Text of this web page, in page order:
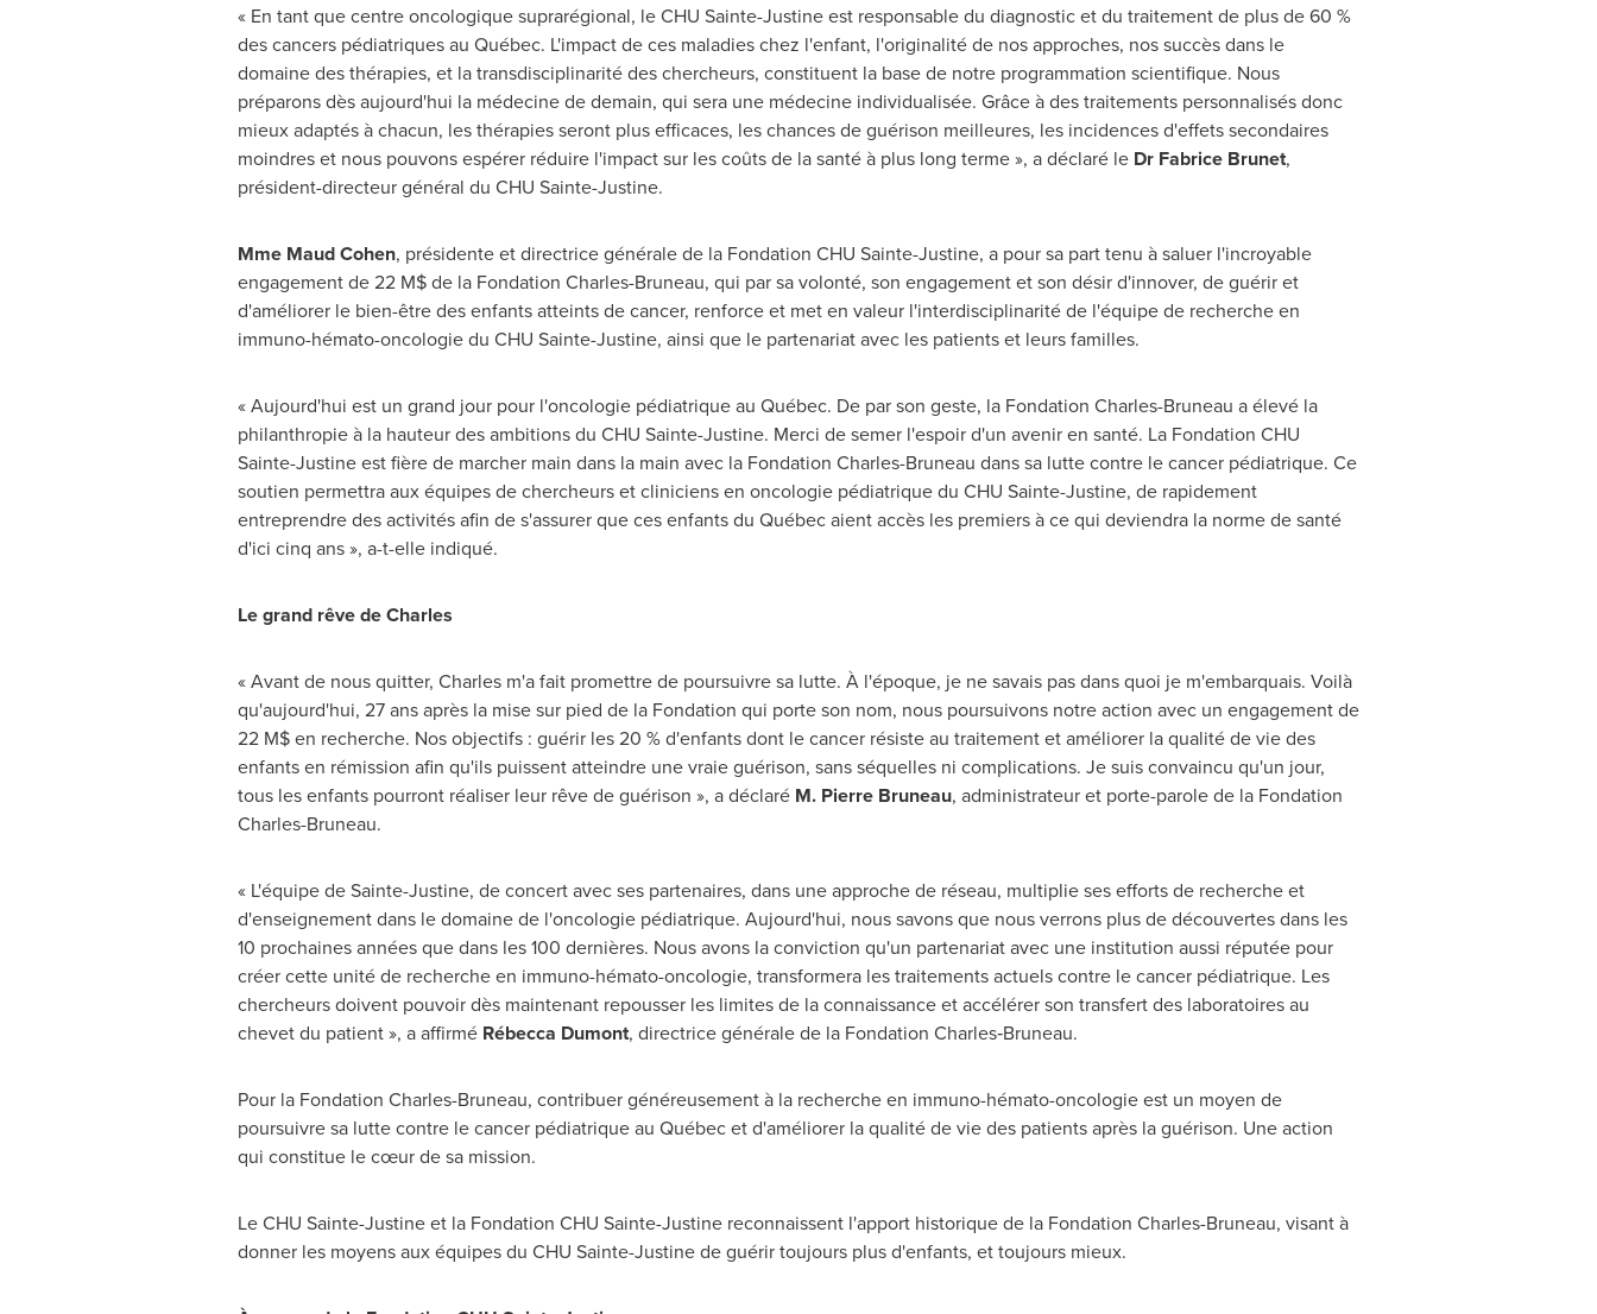
« En tant que centre oncologique suprarégional, le CHU Sainte-Justine est responsable du diagnostic et du traitement de plus de 60 %
des cancers pédiatriques au Québec. L'impact de ces maladies chez l'enfant, l'originalité de nos approches, nos succès dans le
domaine des thérapies, et la transdisciplinarité des chercheurs, constituent la base de notre programmation scientifique. Nous
préparons dès aujourd'hui la médecine de demain, qui sera une médecine individualisée. Grâce à des traitements personnalisés donc
mieux adaptés à chacun, les thérapies seront plus efficaces, les chances de guérison meilleures, les incidences d'effets secondaires
moindres et nous pouvons espérer réduire l'impact sur les coûts de la santé à plus long terme », a déclaré le Dr Fabrice Brunet,
président-directeur général du CHU Sainte-Justine.
Mme Maud Cohen, présidente et directrice générale de la Fondation CHU Sainte-Justine, a pour sa part tenu à saluer l'incroyable
engagement de 22 M$ de la Fondation Charles-Bruneau, qui par sa volonté, son engagement et son désir d'innover, de guérir et
d'améliorer le bien-être des enfants atteints de cancer, renforce et met en valeur l'interdisciplinarité de l'équipe de recherche en
immuno-hémato-oncologie du CHU Sainte-Justine, ainsi que le partenariat avec les patients et leurs familles.
« Aujourd'hui est un grand jour pour l'oncologie pédiatrique au Québec. De par son geste, la Fondation Charles-Bruneau a élevé la
philanthropie à la hauteur des ambitions du CHU Sainte-Justine. Merci desemer l'espoir d'un avenir en santé. La Fondation CHU
Sainte-Justine est fière de marcher main dans la main avec la Fondation Charles-Bruneau dans sa lutte contre le cancer pédiatrique. Ce
soutien permettra aux équipes de chercheurs et cliniciens en oncologie pédiatrique du CHU Sainte-Justine, de rapidement
entreprendre des activités afin de s'assurer que ces enfants du Québec aient accès les premiers à ce qui deviendra la norme de santé
d'ici cinq ans », a-t-elle indiqué.
Le grand rêve de Charles
« Avant de nous quitter, Charles m'a fait promettre de poursuivre sa lutte. À l'époque, je ne savais pas dans quoi je m'embarquais. Voilà
qu'aujourd'hui, 27 ans après la mise sur pied de la Fondation qui porte son nom, nous poursuivons notre action avec un engagement de
22 M$ en recherche. Nos objectifs : guérir les 20 % d'enfants dont le cancer résiste au traitement et améliorer la qualité de vie des
enfants en rémission afin qu'ils puissent atteindre une vraie guérison, sans séquelles ni complications. Je suis convaincu qu'un jour,
tous les enfants pourront réaliser leur rêve de guérison », a déclaré M. Pierre Bruneau, administrateur et porte-parole de la Fondation
Charles-Bruneau.
« L'équipe deSainte-Justine, de concert avec ses partenaires, dans une approche de réseau, multiplie ses efforts de recherche et
d'enseignement dans le domaine de l'oncologie pédiatrique. Aujourd'hui, nous savons que nous verrons plus de découvertes dans les
10 prochaines années que dans les 100 dernières. Nous avons la conviction qu'un partenariat avec une institution aussi réputée pour
créer cette unité de recherche en immuno-hémato-oncologie, transformera les traitements actuels contre le cancer pédiatrique. Les
chercheurs doivent pouvoir dès maintenant repousser les limites de la connaissance et accélérer son transfert des laboratoires au
chevet du patient », a affirmé Rébecca Dumont, directrice générale de la Fondation Charles‑Bruneau.
Pour la Fondation Charles-Bruneau, contribuer généreusement à la recherche en immuno-hémato-oncologie est un moyen de
poursuivre sa lutte contre le cancer pédiatrique au Québec et d'améliorer la qualité de vie des patients après la guérison. Une action
qui constitue le cœur de sa mission.
Le CHU Sainte-Justine et la Fondation CHU Sainte-Justine reconnaissent l'apport historique de la Fondation Charles-Bruneau, visant à
donner les moyens aux équipes du CHU Sainte-Justine de guérir toujours plus d'enfants, et toujours mieux.